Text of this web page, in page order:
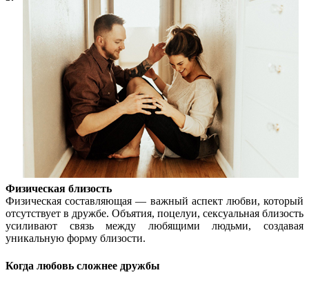
Физическая близость
Физическая составляющая — важный аспект любви, который
отсутствует в дружбе. Объятия, поцелуи, сексуальная близость
усиливают связь между любящими людьми, создавая
уникальную форму близости.
Когда любовь сложнее дружбы